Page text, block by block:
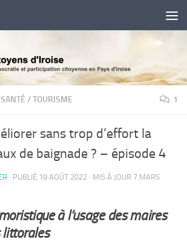
SANTÉ /TOURISME 1
sans trop d’effort la
de baignade ? – épisode 4
· PUBLIÉ 19 AOÛT 2022 · MIS À JOUR 7 MARS
à l’usage des maires
littorales